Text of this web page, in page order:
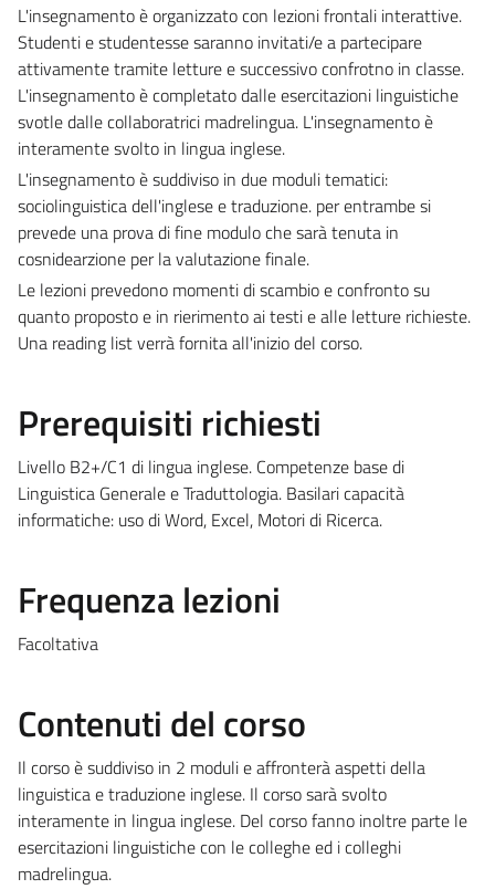
L'insegnamento è organizzato con lezioni frontali interattive.
Studenti e studentesse saranno invitati/e a partecipare
attivamente tramite letture e successivo confrotno in classe.
L'insegnamento è completato dalle esercitazioni linguistiche
svotle dalle collaboratrici madrelingua. L'insegnamento è
interamente svolto in lingua inglese.
L'insegnamento è suddiviso in due moduli tematici:
sociolinguistica dell'inglese e traduzione. per entrambe si
prevede una prova di fine modulo che sarà tenuta in
cosnidearzione per la valutazione finale.
Le lezioni prevedono momenti di scambio e confronto su
quanto proposto e in rierimento ai testi e alle letture richieste.
Una reading list verrà fornita all'inizio del corso.
Prerequisiti richiesti
Livello B2+/C1 di lingua inglese. Competenze base di
Linguistica Generale e Traduttologia. Basilari capacità
informatiche: uso di Word, Excel, Motori di Ricerca.
Frequenza lezioni
Facoltativa
Contenuti del corso
Il corso è suddiviso in 2 moduli e affronterà aspetti della
linguistica e traduzione inglese. Il corso sarà svolto
interamente in lingua inglese. Del corso fanno inoltre parte le
esercitazioni linguistiche con le colleghe ed i colleghi
madrelingua.